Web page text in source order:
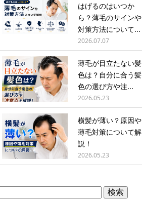
はげるのはいつか
ら？薄毛のサインや
対策方法について...
2026.07.07
薄毛が目立たない髪
色は？自分に合う髪
色の選び方や注...
2026.05.23
横髪が薄い？原因や
薄毛対策について解
説！
2026.05.23